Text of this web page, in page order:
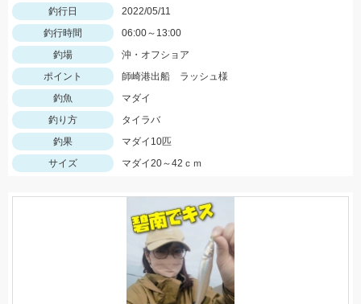
釣行日
2022/05/11
釣行時間
06:00～13:00
釣場
沖・オフショア
ポイント
師崎港出船 ラッシュ様
釣魚
マダイ
釣り方
タイラバ
釣果
マダイ10匹
サイズ
マダイ20～42ｃｍ